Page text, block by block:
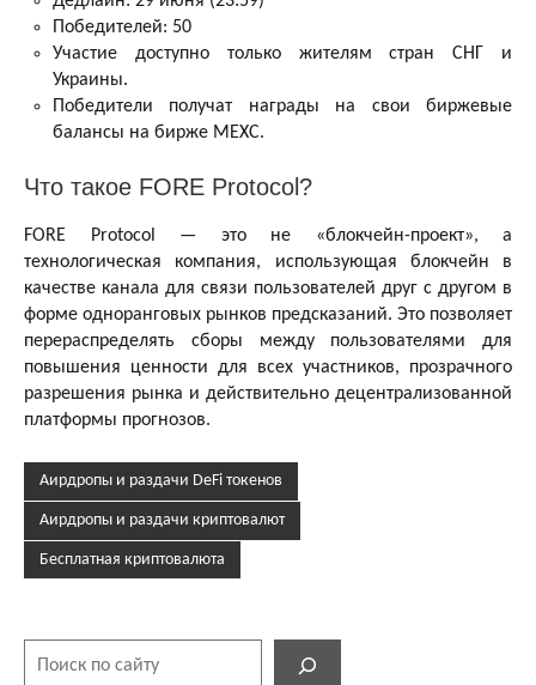
Победителей: 50
Участие доступно только жителям стран СНГ и
Украины.
Победители получат награды на свои биржевые
балансы на бирже MEXC.
Что такое FORE Protocol?
FORE Protocol — это не «блокчейн-проект», а
технологическая компания, использующая блокчейн в
качестве канала для связи пользователей друг с другом в
форме одноранговых рынков предсказаний. Это позволяет
перераспределять сборы между пользователями для
повышения ценности для всех участников, прозрачного
разрешения рынка и действительно децентрализованной
платформы прогнозов.
Аирдропы и раздачи DeFi токенов
Аирдропы и раздачи криптовалют
Бесплатная криптовалюта